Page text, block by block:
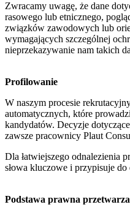
Zwracamy uwagę, że dane
rasowego lub etnicznego,
związków zawodowych lub
wymagających szczególnej
nieprzekazywanie nam takich
Profilowanie
W naszym procesie
automatycznych, które
kandydatów. Decyzje
zawsze pracownicy Plaut
Dla łatwiejszego odnalezienia
słowa kluczowe i przypisuje
Podstawa prawna